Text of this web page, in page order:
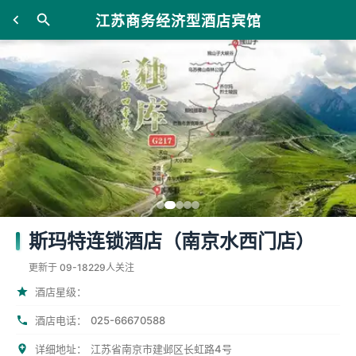
江苏商务经济型酒店宾馆
斯玛特连锁酒店（南京水西门店）
更新于 09-18229人关注
酒店星级：
酒店电话： 025-66670588
详细地址： 江苏省南京市建邺区长虹路4号